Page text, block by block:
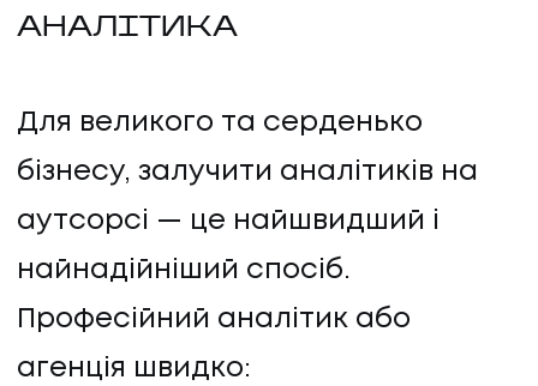
АНАЛІТИКА
Для великого та серденько
бізнесу, залучити аналітиків на
аутсорсі — це найшвидший і
найнадійніший спосіб.
Професійний аналітик або
агенція швидко: